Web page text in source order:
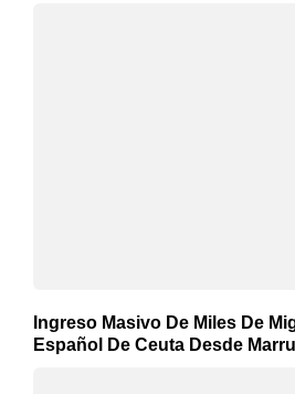
Ingreso Masivo De Miles De
Español De Ceuta Desde